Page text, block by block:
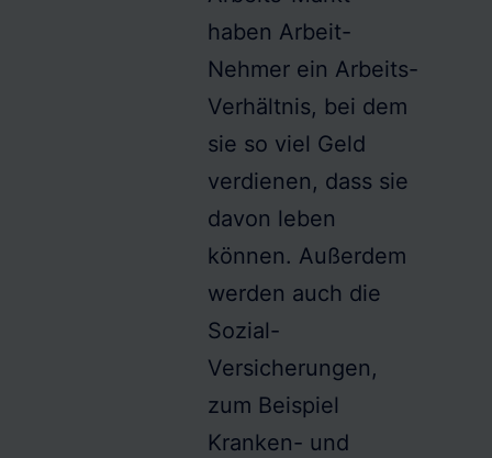
haben Arbeit-
Nehmer ein Arbeits-
Verhältnis, bei dem
sie so viel Geld
verdienen, dass sie
davon leben
können. Außerdem
werden auch die
Sozial-
Versicherungen,
zum Beispiel
Kranken- und